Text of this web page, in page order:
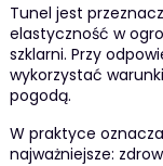
Tunel jest
elastyczność w
szklarni. Przy
wykorzystać
pogodą.
W praktyce
najważniejsze: